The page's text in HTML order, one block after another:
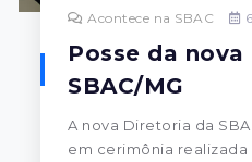
Acontece na SBAC
Posse da
SBAC/MG
A nova Diretoria da
em cerimônia realizada